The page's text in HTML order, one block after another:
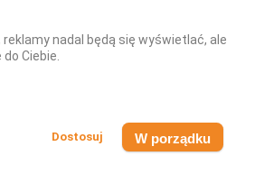
DODAJ DO KOSZYKA
nadal będą się wyświetlać, ale
Ciebie.
W porządku